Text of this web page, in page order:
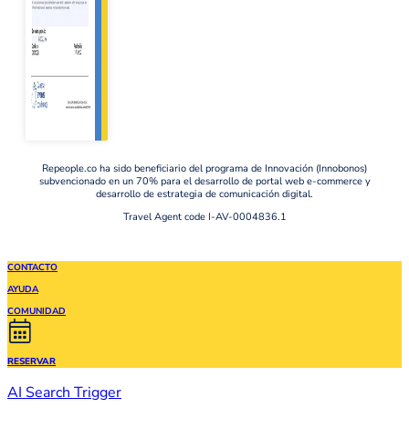
Repeople.co ha sido beneficiario del programa de Innovación (Innobonos)
subvencionado en un 70% para el desarrollo de portal web e-commerce y
desarrollo de estrategia de comunicación digital.
Travel Agent code I-AV-0004836.1
CONTACTO
AYUDA
COMUNIDAD
RESERVAR
AI Search Trigger